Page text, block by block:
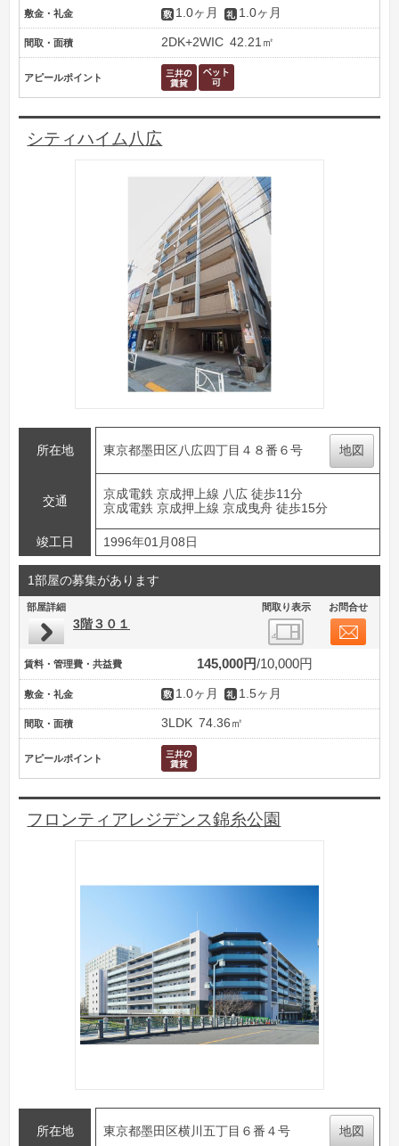
敷金・礼金 1.0ヶ月 1.0ヶ月
間取・面積 2DK+2WIC 42.21㎡
アピールポイント
シティハイム八広
所在地 東京都墨田区八広四丁目４８番６号 地図
交通
京成電鉄 京成押上線 八広 徒歩11分
京成電鉄 京成押上線 京成曳舟 徒歩15分
竣工日 1996年01月08日
1部屋の募集があります
部屋詳細 間取り表示 お問合せ
3階３０１
賃料・管理費・共益費 145,000円 10,000円
敷金・礼金 1.0ヶ月 1.5ヶ月
間取・面積 3LDK 74.36㎡
アピールポイント
フロンティアレジデンス錦糸公園
所在地 東京都墨田区横川五丁目６番４号 地図